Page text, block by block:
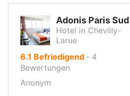
Adonis Paris Sud
Hotel in Chevilly-
Larue
6.1 von
10,
Befriedigend ‐ 4
Bewertungen
Anonym